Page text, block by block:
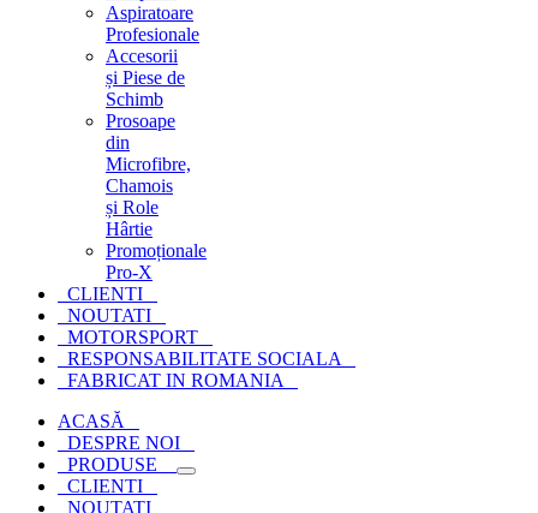
Aspiratoare
Profesionale
Accesorii
și Piese de
Schimb
Prosoape
din
Microfibre,
Chamois
și Role
Hârtie
Promoționale
Pro-X
CLIENTI
NOUTATI
MOTORSPORT
RESPONSABILITATE SOCIALA
FABRICAT IN ROMANIA
ACASĂ
DESPRE NOI
PRODUSE
CLIENTI
NOUTATI